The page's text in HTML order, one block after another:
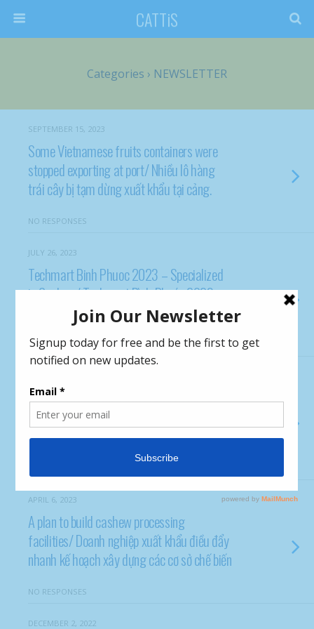
CATTiS
Categories › NEWSLETTER
SEPTEMBER 15, 2023
Some Vietnamese fruits containers were
stopped exporting at port/ Nhiều lô hàng
trái cây bị tạm dừng xuất khẩu tại cảng.
NO RESPONSES
JULY 26, 2023
Techmart Binh Phuoc 2023 – Specialized
in Cashew/ Techmart Bình Phước 2023 –
Chuyên ngành Điều
NO RESPONSES
COFFEE CONSUMPTION ESCALATING IN
CHINA/ NHU CẦU TIÊU THỤ CÀ PHÊ TĂNG
MẠNH Ở TRUNG QUỐC
APRIL 6, 2023
A plan to build cashew processing
facilities/ Doanh nghiệp xuất khẩu điều đẩy
nhanh kế hoạch xây dựng các cơ sở chế biến
NO RESPONSES
DECEMBER 2, 2022